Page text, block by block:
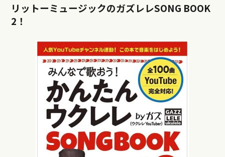
リットーミュージックのガズレレSONG BOOK
2！